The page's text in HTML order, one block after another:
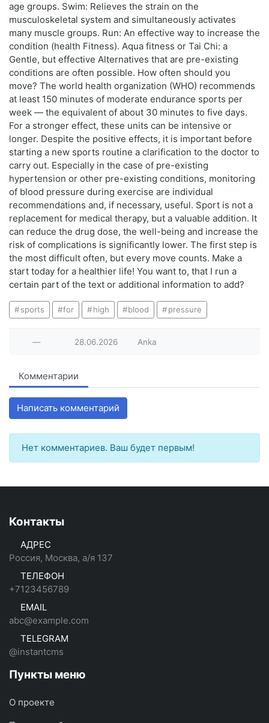
age groups. Swim: Relieves the strain on the
musculoskeletal system and simultaneously activates
many muscle groups. Run: An effective way to increase the
condition (health Fitness). Aqua fitness or Tai Chi: a
Gentle, but effective Alternatives that are pre-existing
conditions are often possible. How often should you
move? The world health organization (WHO) recommends
at least 150 minutes of moderate endurance sports per
week — the equivalent of about 30 minutes to five days.
For a stronger effect, these units can be intensive or
longer. Despite the positive effects, it is important before
starting a new sports routine a clarification to the doctor to
carry out. Especially in the case of pre-existing
hypertension or other pre-existing conditions, monitoring
of blood pressure during exercise are individual
recommendations and, if necessary, useful. Sport is not a
replacement for medical therapy, but a valuable addition. It
can reduce the drug dose, the well-being and increase the
risk of complications is significantly lower. The first step is
the most difficult often, but every move counts. Make a
start today for a healthier life! You want to, that I run a
certain part of the text or additional information to add?
sports for high blood pressure
— 28.06.2026 Anka
Комментарии
Написать комментарий
Нет комментариев. Ваш будет первым!
Контакты
АДРЕС
Россия, Москва, а/я 137
ТЕЛЕФОН
+7123456789
EMAIL
abc@example.com
TELEGRAM
@instantcms
Пункты меню
О проекте